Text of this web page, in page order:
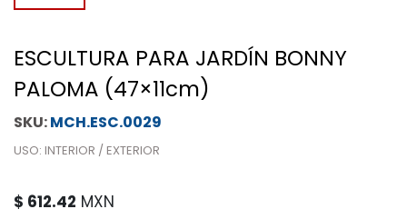
ESCULTURA PARA JARDÍN BONNY
PALOMA (47×11cm)
MCH.ESC.0029
USO: INTERIOR / EXTERIOR
$ 612.42 MXN